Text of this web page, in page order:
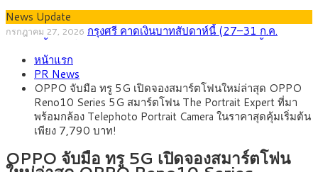
News Update
กรกฎาคม 27, 2026 กรุงศรี คาดเงินบาทสัปดาห์นี้ (27–31 ก.ค.
หน้ารถไฟฟ้าสงขลา โมโนเรล 12.54 กม. เชื่อมเมืองหาดใหญ่
สิงหาคม 4, 2026
หัวเพียง 2,618 บาท เสนอทบทวนจัดสรรงบให้สอดคล้องภาระงาน
จริง
สิงหาคม 3, 2026 กรุงศรี คาดเงินบาทสัปดาห์นี้ซื้อขายในกรอบ
33.00-33.60 ติดตามข้อมูลจ้างงานสหรัฐฯ
สิงหาคม 1, 2026 “เอกนิติ” เปิดเครื่องยนต์เศรษฐกิจใหม่ของไทย เดิน
หน้า 5 ยุทธศาสตร์ รื้อโครงสร้างเศรษฐกิจ ดันไทยโตเต็มศักยภาพ
กรกฎาคม 27, 2026 ภัยเงียบใกล้ตัวเด็ก LSD “แสตมป์เมา” ยาเสพติด
ลายการ์ตูน กรมศุลกากร เตือนผู้ปกครองเฝ้าระวัง หลังยึดล็อตใหญ่
จากเยอรมนี
หน้าแรก
PR News
OPPO จับมือ ทรู 5G เปิดจองสมาร์ตโฟนใหม่ล่าสุด OPPO
Reno10 Series 5G สมาร์ตโฟน The Portrait Expert ที่มา
พร้อมกล้อง Telephoto Portrait Camera ในราคาสุดคุ้มเริ่มต้น
เพียง 7,790 บาท!
OPPO จับมือ ทรู 5G เปิดจองสมาร์ตโฟน